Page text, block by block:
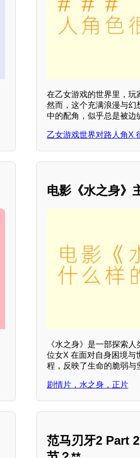
在乙女游戏的世界里，玩
然而，这个充满浪漫与幻
中的配角，似乎总是被边
乙女游戏世界对路人角X
电影《水之身》
《水之身》是一部探索
位女X 在面对自身困境与
程，反映了生命的脆弱与
剧情片，水之身，正片
范马刃牙2 Part